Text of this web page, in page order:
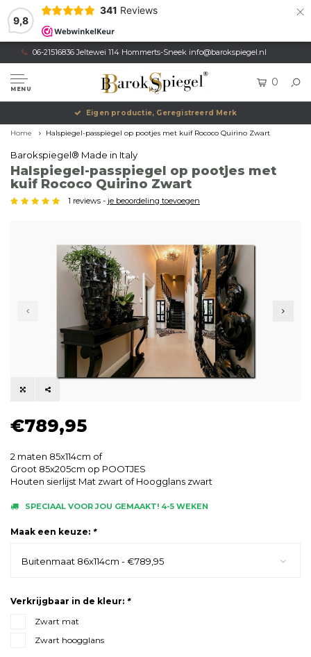
9,8
341 Reviews ×
06-21516836 Jeltewei 114 Hommerts-Sneek info@barokspiegel.nl
MENU
0
Eigen productie, Geregistreerd Merk
Home Halspiegel-passpiegel op pootjes met kuif Rococo Quirino Zwart
Barokspiegel® Made in Italy
Halspiegel-passpiegel op pootjes met
kuif Rococo Quirino Zwart
1 reviews - je beoordeling toevoegen
€789,95
2 maten 85x114cm of
Groot 85x205cm op POOTJES
Houten sierlijst Mat zwart of Hoogglans zwart
SPECIAAL VOOR JOU GEMAAKT! 4-5 WEKEN
Maak een keuze: *
Buitenmaat 86x114cm - €789,95
Verkrijgbaar in de kleur: *
Zwart mat
Zwart hoogglans